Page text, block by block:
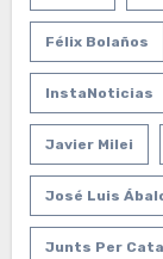
Félix Bolaños
InstaNoticias
Javier Milei
José Luis
Junts Per